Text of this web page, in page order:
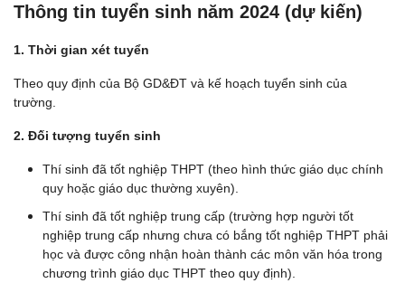
Thông tin tuyển sinh năm 2024 (dự kiến)
1. Thời gian xét tuyển
Theo quy định của Bộ GD&ĐT và kế hoạch tuyển sinh của
trường.
2. Đối tượng tuyển sinh
Thí sinh đã tốt nghiệp THPT (theo hình thức giáo dục chính
quy hoặc giáo dục thường xuyên).
Thí sinh đã tốt nghiệp trung cấp (trường hợp người tốt
nghiệp trung cấp nhưng chưa có bắng tốt nghiệp THPT phải
học và được công nhận hoàn thành các môn văn hóa trong
chương trình giáo dục THPT theo quy định).